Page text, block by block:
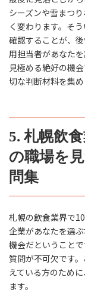
シーズンや雪まつ
く変わります。そ
確認することが、
用担当者があなた
見極める絶好の機
切な判断材料を集め
5. 札幌飲
の職場を
問集
札幌の飲食業界で
企業があなたを選
機会だということ
質問が不可欠です
えている方のため
ます。